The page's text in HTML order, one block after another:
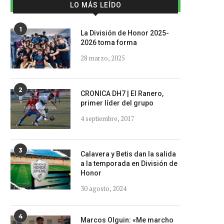
LO MÁS LEÍDO
1
La División de Honor 2025-
2026 toma forma
28 marzo, 2025
2
CRONICA DH7 | El Ranero,
primer líder del grupo
4 septiembre, 2017
3
Calavera y Betis dan la salida
a la temporada en División de
Honor
30 agosto, 2024
4 Marcos Olguin: «Me marcho